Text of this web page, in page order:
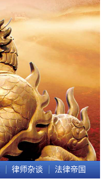
律师杂谈 法律帝国